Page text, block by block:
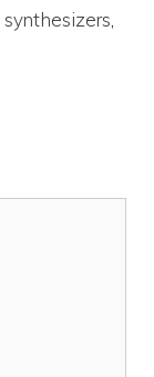
synthesizers,